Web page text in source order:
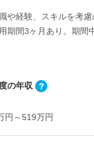
や経験、スキルを考慮
期間3ヶ月あり。期間
の年収
円～519万円